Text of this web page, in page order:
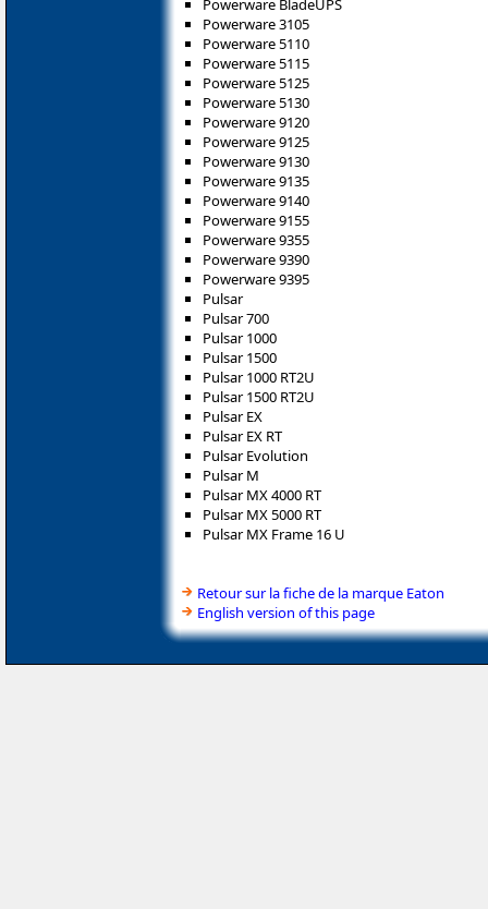
Powerware 3105
Powerware 5110
Powerware 5115
Powerware 5125
Powerware 5130
Powerware 9120
Powerware 9125
Powerware 9130
Powerware 9135
Powerware 9140
Powerware 9155
Powerware 9355
Powerware 9390
Powerware 9395
Pulsar
Pulsar 700
Pulsar 1000
Pulsar 1500
Pulsar 1000 RT2U
Pulsar 1500 RT2U
Pulsar EX
Pulsar EX RT
Pulsar Evolution
Pulsar M
Pulsar MX 4000 RT
Pulsar MX 5000 RT
Pulsar MX Frame 16 U
Retour sur la fiche de la marque Eaton
English version of this page